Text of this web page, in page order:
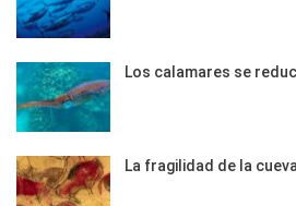
Los calamares se
La fragilidad de la